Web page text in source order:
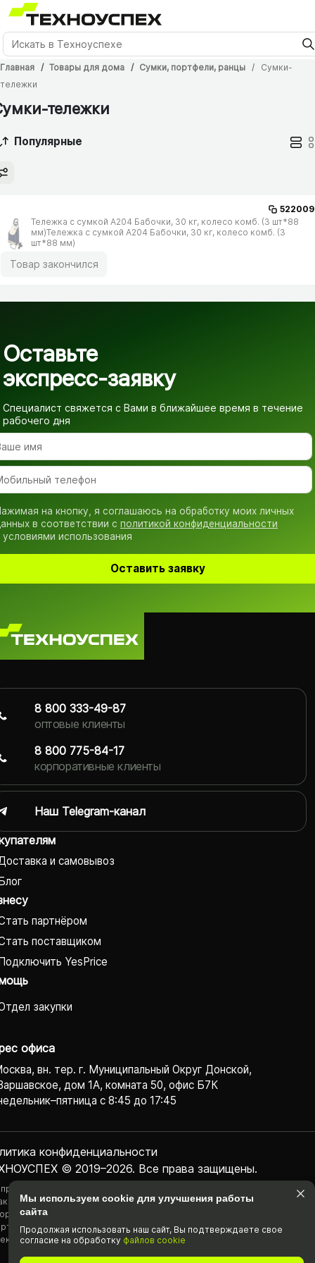
Главная Товары для дома Сумки, портфели, ранцы
Сумки-
тележки
тележки
Популярные
522009
Тележка с сумкой А204 Бабочки, 30 кг, колесо комб. (3 шт*88
мм)Тележка с сумкой А204 Бабочки, 30 кг, колесо комб. (3
шт*88 мм)
Товар закончился
Оставьте
экспресс-заявку
Специалист свяжется с Вами в ближайшее время в течение
рабочего дня
на кнопку, я соглашаюсь на обработку моих личных
в соответствии с политикой конфиденциальности
условиями использования
Оставить заявку
и самовывоз
партнёром
поставщиком
YesPrice
закупки
офиса
вн. тер. г. Муниципальный Округ Донской,
дом 1А, комната 50, офис Б7К
с 8:45 до 17:45
© 2019–2026. Все права защищены.
конфиденциаль­ности
на сайте информация, касающаяся технических
наличия на складе, стоимости товаров, носит
характер и ни при каких условиях не является публичной
определяемой положениями Статьи 437(2) Гражданского
РФ.
8 800 333-49-87
оптовые клиенты
8 800 775-84-17
корпоративные клиенты
Наш Telegram-канал
Мы используем cookie для улучшения работы
сайта
Продолжая использовать наш cайт, Вы подтвержда­ете свое
согласие на обработку файлов cookie